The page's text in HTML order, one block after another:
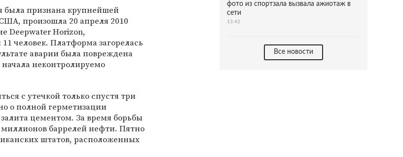
была признана крупнейшей
произошла 20 апреля 2010
Deepwater Horizon,
человек. Платформа загорелась
аварии была повреждена
неконтролируемо
с утечкой только спустя три
о полной герметизации
цементом. За время борьбы
миллионов баррелей нефти. Пятно
штатов, расположенных
фото из спортзала вызвала ажиотаж в
сети
13:42
Все новости